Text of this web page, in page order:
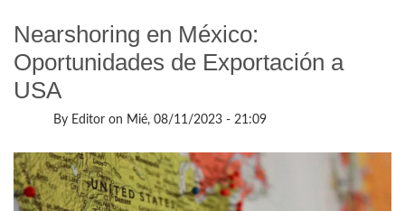
Oportunidad
a
Alcance
Nearshoring en México:
Oportunidades de Exportación a
USA
By Editor on Mié, 08/11/2023 - 21:09